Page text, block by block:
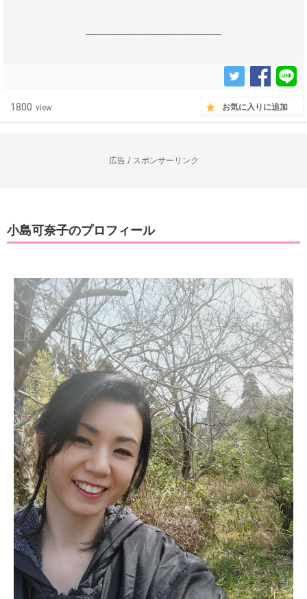
------------------------------------------------------------------
1800 view お気に入りに追加
広告 / スポンサーリンク
小島可奈子のプロフィール